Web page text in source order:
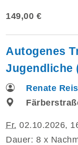
149,00 €
Autogenes
Jugendliche
Renate
Fr. 02.10.2026,
Dauer: 8 x